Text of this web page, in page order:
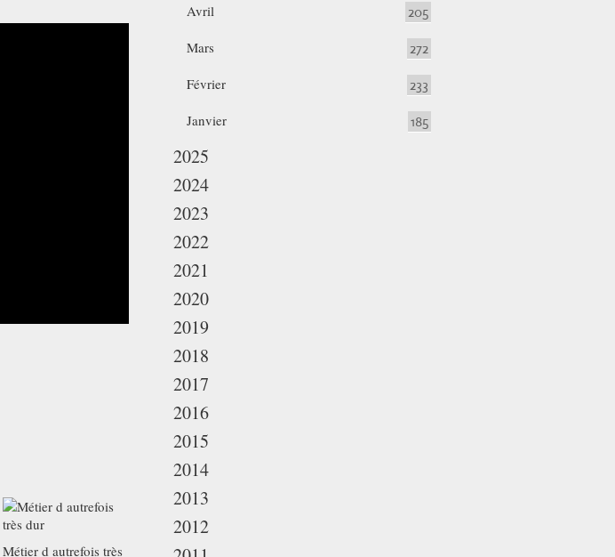
Métier d autrefois très
Avril 205
Mars 272
Février 233
Janvier 185
2025
2024
2023
2022
2021
2020
2019
2018
2017
2016
2015
2014
2013
2012